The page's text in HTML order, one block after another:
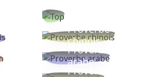
Proverbe
chinois
Proverbe
arabe
Proverbe